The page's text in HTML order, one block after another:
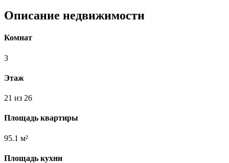
Описание недвижимости
Комнат
3
Этаж
21 из 26
Площадь квартиры
95.1 м²
Площадь кухни